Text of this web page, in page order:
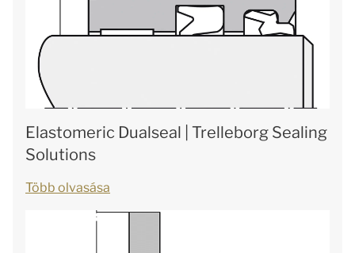
Elastomeric Dualseal | Trelleborg Sealing
Solutions
Több olvasása